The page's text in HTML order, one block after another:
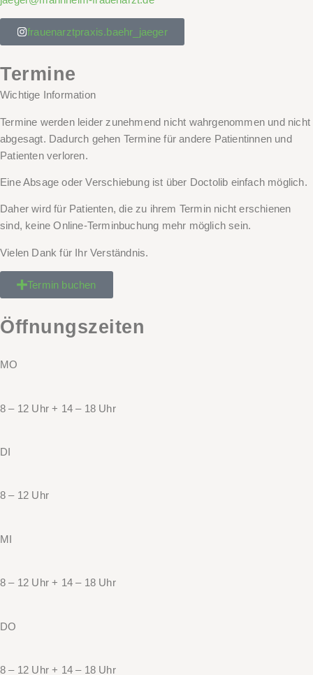
frauenarztpraxis.baehr_jaeger
Termine
Wichtige Information
Termine werden leider zunehmend nicht wahrgenommen und nicht
abgesagt. Dadurch gehen Termine für andere Patientinnen und
Patienten verloren.
Eine Absage oder Verschiebung ist über Doctolib einfach möglich.
Daher wird für Patienten, die zu ihrem Termin nichterschienen
sind, keine Online-Terminbuchung mehr möglich sein.
Vielen Dank für Ihr Verständnis.
Termin buchen
Öffnungszeiten
MO
8 – 12 Uhr + 14 – 18 Uhr
DI
8 – 12 Uhr
MI
8 – 12 Uhr + 14 – 18 Uhr
DO
8 – 12 Uhr + 14 – 18 Uhr